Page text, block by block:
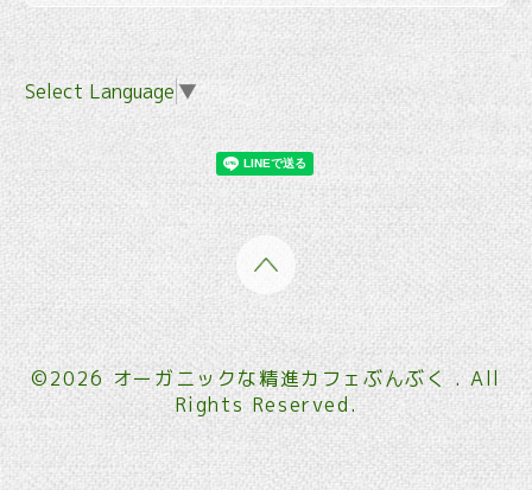
Select Language ▼
©2026 オーガニックな精進カフェぶんぶく . All
Rights Reserved.